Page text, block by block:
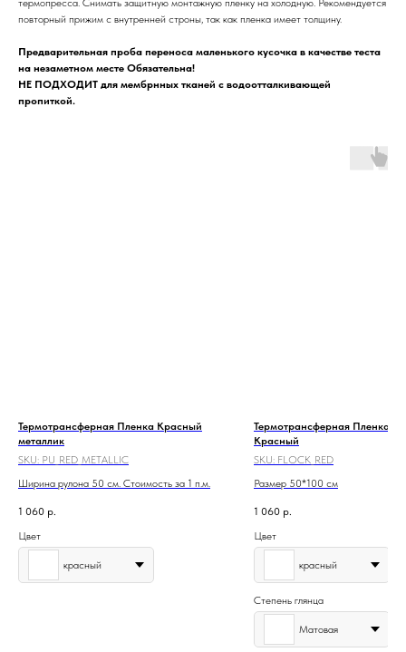
термопресса. Снимать защитную монтажную пленку на холодную. Рекомендуется
повторный прижим с внутренней строны, так как пленка имеет толщину.
Предварительная проба переноса маленького кусочка в качестве теста
на незаметном месте Обязательна!
НЕ ПОДХОДИТ для мембрнных тканей с водоотталкивающей
пропиткой.
Термотрансферная Пленка Красный
металлик
SKU: PU_RED_METALLIC
Ширина рулона 50 см. Стоимость за 1 п.м.
1 060 р.
Цвет
красный
Термотрансферная Пленка
Красный
SKU: FLOCK_RED
Размер 50*100 см
1 060 р.
Цвет
красный
Степень глянца
Матовая